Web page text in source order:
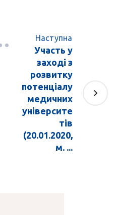
Наступна
Участь у
заході з
розвитку
потенціалу
медичних
університе
тів
(20.01.2020,
м. ...